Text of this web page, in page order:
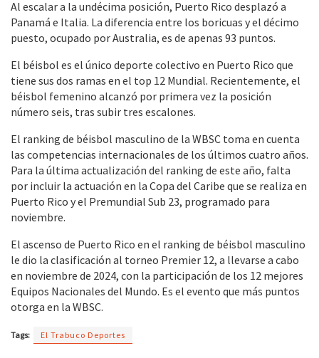
Al escalar a la undécima posición, Puerto Rico desplazó a
Panamá e Italia. La diferencia entre los boricuas y el décimo
puesto, ocupado por Australia, es de apenas 93 puntos.
El béisbol es el único deporte colectivo en Puerto Rico que
tiene sus dos ramas en el top 12 Mundial. Recientemente, el
béisbol femenino alcanzó por primera vez la posición
número seis, tras subir tres escalones.
El ranking de béisbol masculino de la WBSC toma en cuenta
las competencias internacionales de los últimos cuatro años.
Para la última actualización del ranking de este año, falta
por incluir la actuación en la Copa del Caribe que se realiza en
Puerto Rico y el Premundial Sub 23, programado para
noviembre.
El ascenso de Puerto Rico en el ranking de béisbol masculino
le dio la clasificación al torneo Premier 12, a llevarse a cabo
en noviembre de 2024, con la participación de los 12 mejores
Equipos Nacionales del Mundo. Es el evento que más puntos
otorga en la WBSC.
Tags: El Trabuco Deportes